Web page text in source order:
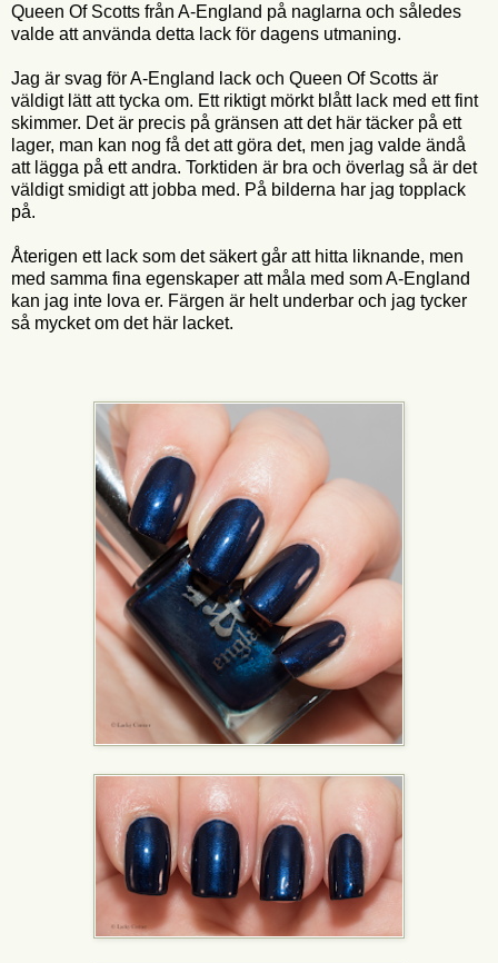
Queen Of Scotts från A-England på naglarna och således
valde att använda detta lack för dagens utmaning.
Jag är svag för A-England lack och Queen Of Scotts är
väldigt lätt att tycka om. Ett riktigt mörkt blått lack med ett fint
skimmer. Det är precis på gränsen att det här täcker på ett
lager, man kan nog få det att göra det, men jag valde ändå
att lägga på ett andra. Torktiden är bra och överlag så är det
väldigt smidigt att jobba med. På bilderna har jag topplack
på.
Återigen ett lack som det säkert går att hitta liknande, men
med samma fina egenskaper att måla med som A-England
kan jag inte lova er. Färgen är helt underbar och jag tycker
så mycket om det här lacket.